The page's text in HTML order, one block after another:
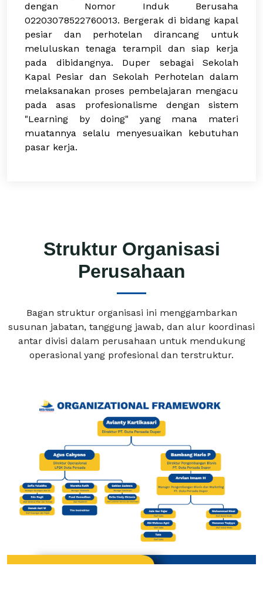
dengan Nomor Induk Berusaha
02203078522760013. Bergerak di bidang kapal
pesiar dan perhotelan dirancang untuk
meluluskan tenaga terampil dan siap kerja
pada dibidangnya. Duper sebagai Sekolah
Kapal Pesiar dan Sekolah Perhotelan dalam
melaksanakan proses pembelajaran mengacu
pada asas profesionalisme dengan sistem
"Learning by doing" yang mana materi
muatannya selalu menyesuaikan kebutuhan
pasar kerja.
Struktur Organisasi
Perusahaan
Bagan struktur organisasi ini menggambarkan
susunan jabatan, tanggung jawab, dan alur koordinasi
antar divisi dalam perusahaan untuk mendukung
operasional yang profesional dan terstruktur.